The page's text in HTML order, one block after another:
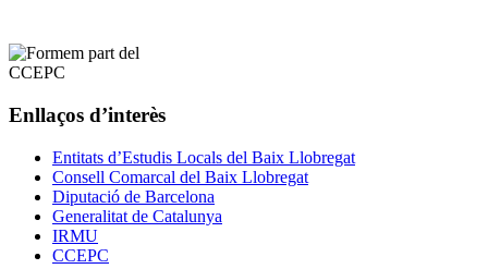
Enllaços d’interès
Entitats d’Estudis Locals del Baix Llobregat
Consell Comarcal del Baix Llobregat
Diputació de Barcelona
Generalitat de Catalunya
IRMU
CCEPC